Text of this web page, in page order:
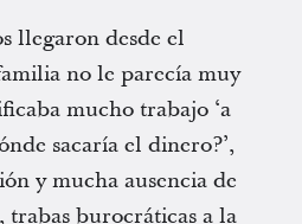
llegaron desde el
no le parecía muy
mucho trabajo ‘a
sacaría el dinero?’,
y mucha ausencia de
trabas burocráticas a la